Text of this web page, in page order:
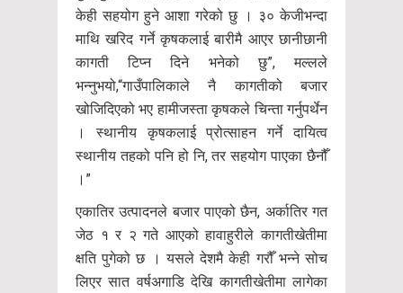
केही सहयोग हुने आशा गरेको छु । ३० केजीभन्दा
माथि खरिद गर्ने कृषकलाई बारीमै आएर छानीछानी
कागती टिप्न दिने भनेको छु”, मल्लले
भन्नुभयो,“गाउँपालिकाले नै कागतीको बजार
खोजिदिएको भए हामीजस्ता कृषकले चिन्ता गर्नुपर्थेन
। स्थानीय कृषकलाई प्रोत्साहन गर्ने दायित्व
स्थानीय तहको पनि हो नि, तर सहयोग पाएका छैनौँ
।”
एकातिर उत्पादनले बजार पाएको छैन, अर्कातिर गत
जेठ १ र २ गते आएको हावाहुरीले कागतीखेतीमा
क्षति पुगेको छ । यसले देशमै केही गरौँ भन्ने सोच
लिएर सात वर्षअगाडि देखि कागतीखेतीमा लागेका